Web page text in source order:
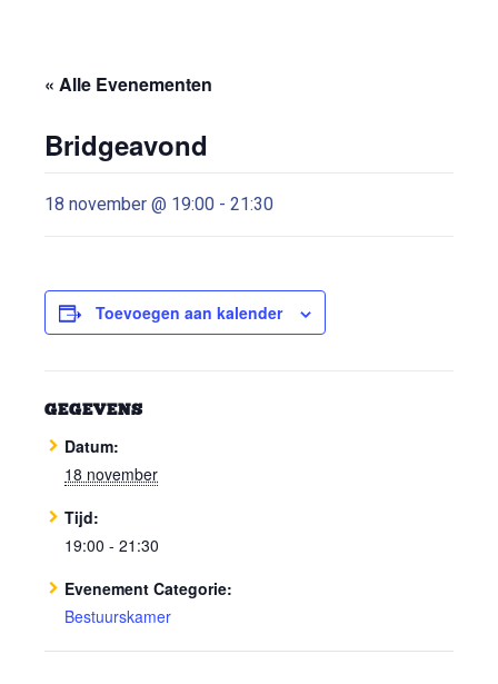
« Alle Evenementen
Bridgeavond
18 november @ 19:00 - 21:30
Toevoegen aan kalender
GEGEVENS
Datum:
18 november
Tijd:
19:00 - 21:30
Evenement Categorie:
Bestuurskamer